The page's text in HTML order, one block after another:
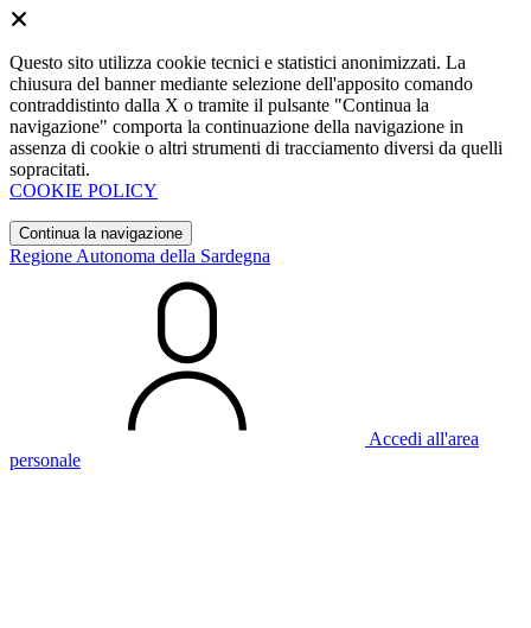
Questo sito utilizza cookie tecnici e statistici anonimizzati. La
chiusura del banner mediante selezione dell'apposito comando
contraddistinto dalla X o tramite il pulsante "Continua la
navigazione" comporta la continuazione della navigazione in
assenza di cookie o altri strumenti di tracciamento diversi da quelli
sopracitati.
COOKIE POLICY
Continua la navigazione
Regione Autonoma della Sardegna
Accedi all'area
personale